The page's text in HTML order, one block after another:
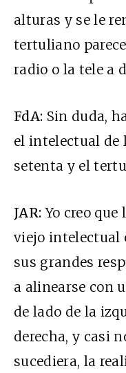
alturas y se le
tertuliano
radio o la tele a
FdA: Sin duda,
el intelectual de
setenta y el
JAR: Yo creo que
viejo intelectual
sus grandes
a alinearse con
de lado de la
derecha, y casi
sucediera, la